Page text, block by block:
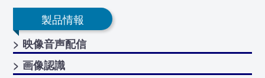
製品情報
> 映像音声配信
> 画像認識